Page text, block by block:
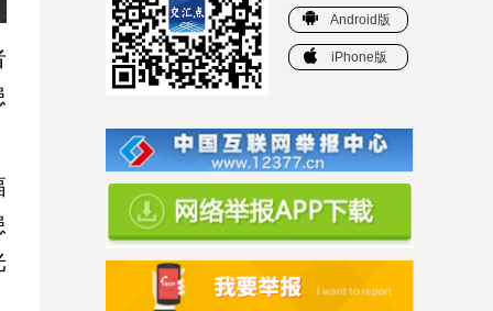
Android版
iPhone版